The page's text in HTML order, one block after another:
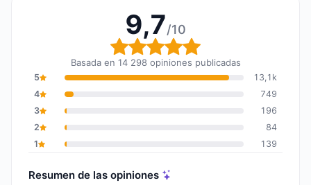
9,7/10
Calificación global: 9,7
Basada en 14 298 opiniones publicadas
5
13,1k
4
749
3
196
2
84
1
139
Resumen de las opiniones